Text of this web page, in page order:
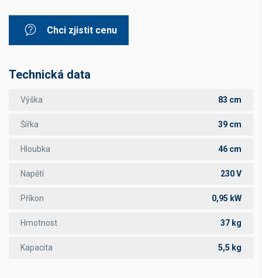
Chci zjistit cenu
Technická data
Výška 83 cm
Šířka 39 cm
Hloubka 46 cm
Napětí 230 V
Příkon 0,95 kW
Hmotnost 37 kg
Kapacita 5,5 kg